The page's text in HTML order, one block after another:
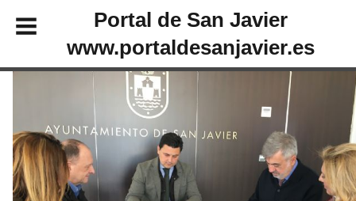
Portal de San Javier
www.portaldesanjavier.es